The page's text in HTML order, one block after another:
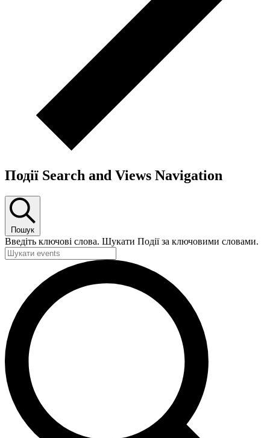
Події Search and Views Navigation
Пошук
Введіть ключові слова. Шукати Події за ключовими словами.